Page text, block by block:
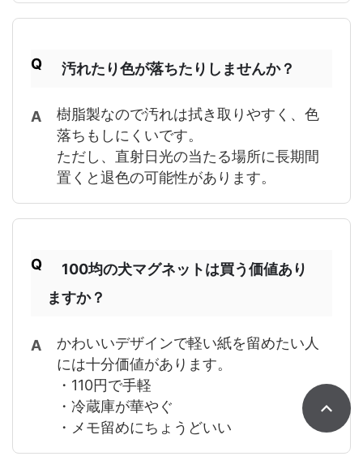
汚れたり色が落ちたりしませんか？
樹脂製なので汚れは拭き取りやすく、色
落ちもしにくいです。
ただし、直射日光の当たる場所に長期間
置くと退色の可能性があります。
100均の犬マグネットは買う価値あり
ますか？
かわいいデザインで軽い紙を留めたい人
には十分価値があります。
・110円で手軽
・冷蔵庫が華やぐ
・メモ留めにちょうどいい